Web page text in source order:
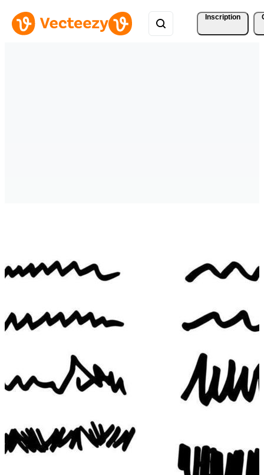
Inscription